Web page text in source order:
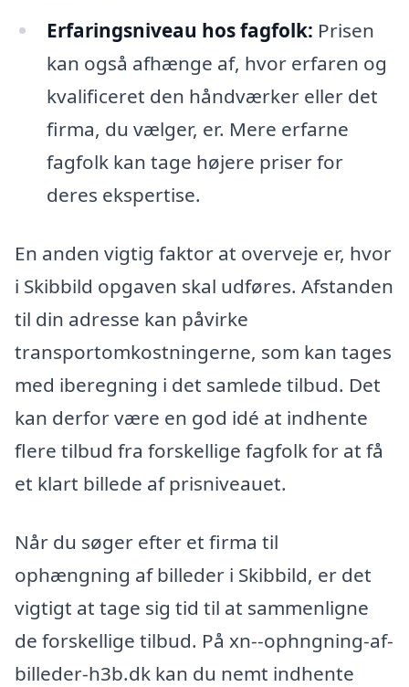
Erfaringsniveau hos fagfolk: Prisen
kan også afhænge af, hvor erfaren og
kvalificeret den håndværker eller det
firma, du vælger, er. Mere erfarne
fagfolk kan tage højere priser for
deres ekspertise.
En anden vigtig faktor at overveje er, hvor
i Skibbild opgaven skal udføres. Afstanden
til din adresse kan påvirke
transportomkostningerne, som kan tages
med iberegning i det samlede tilbud. Det
kan derfor være en god idé at indhente
flere tilbud fra forskellige fagfolk for at få
et klart billede af prisniveauet.
Når du søger efter et firma til
ophængning af billeder i Skibbild, er det
vigtigt at tage sig tid til at sammenligne
de forskellige tilbud. På xn--ophngning-af-
billeder-h3b.dk kan du nemt indhente